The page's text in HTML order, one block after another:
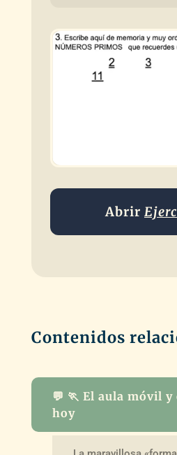
Abrir
Contenidos
💬 🏃 El aula móvil
hoy